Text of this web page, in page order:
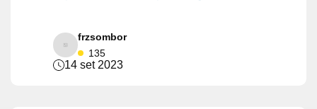
frzsombor
135
14 set 2023